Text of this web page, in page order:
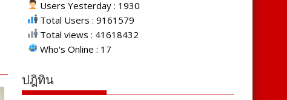
Users Yesterday : 1930
Total Users : 9161579
Total views : 41618432
Who's Online : 17
ปฎิทิน